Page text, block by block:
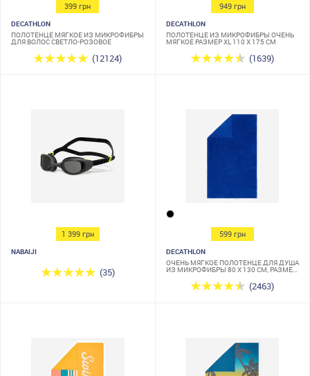
399 грн
DECATHLON
ПОЛОТЕНЦЕ МЯГКОЕ ИЗ МИКРОФИБРЫ
ДЛЯ ВОЛОС СВЕТЛО-РОЗОВОЕ
(12124)
949 грн
DECATHLON
ПОЛОТЕНЦЕ ИЗ МИКРОФИБРЫ ОЧЕНЬ
МЯГКОЕ РАЗМЕР XL 110 X 175 СМ
(1639)
1 399 грн
NABAIJI
(35)
599 грн
DECATHLON
ОЧЕНЬ МЯГКОЕ ПОЛОТЕНЦЕ ДЛЯ ДУША
ИЗ МИКРОФИБРЫ 80 X 130 СМ, РАЗМЕР
(2463)